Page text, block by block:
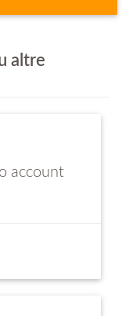
altre
account